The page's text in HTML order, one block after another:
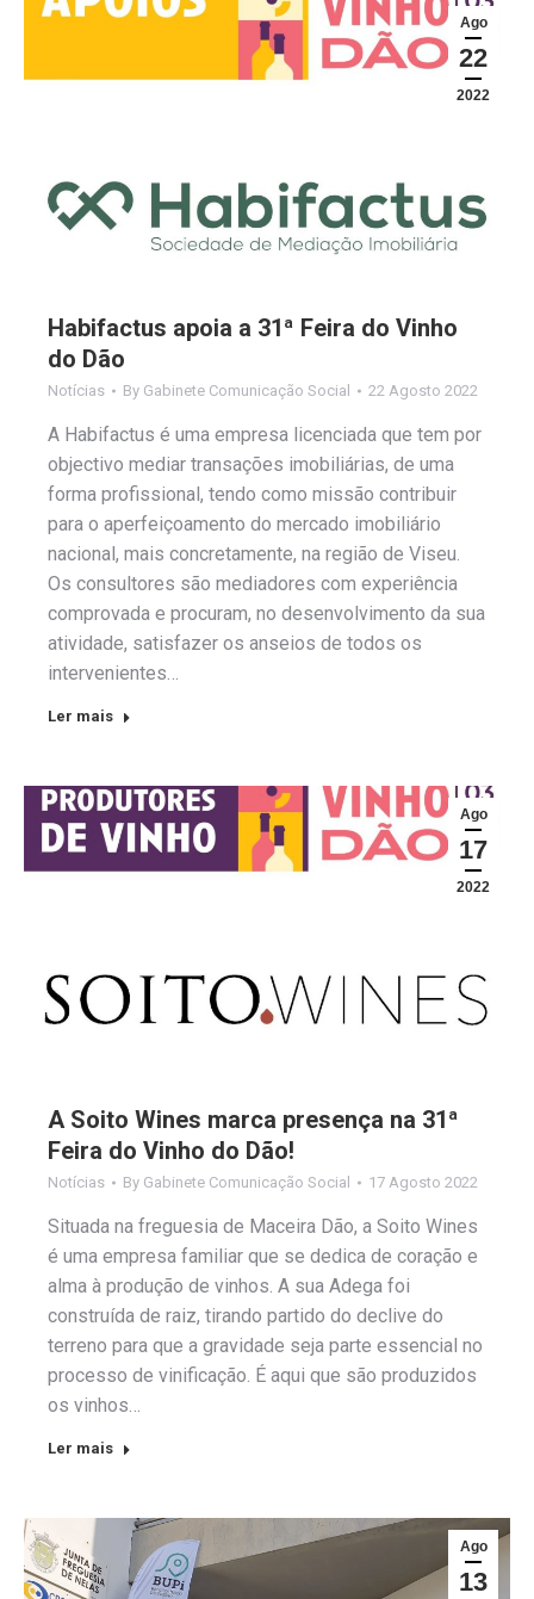
Ago
22
2022
Habifactus apoia a 31ª Feira do Vinho
do Dão
Notícias By Gabinete Comunicação Social 22 Agosto 2022
A Habifactus é uma empresa licenciada que tem por
objectivo mediar transações imobiliárias, de uma
forma profissional, tendo como missão contribuir
para o aperfeiçoamento do mercado imobiliário
nacional, mais concretamente, na região de Viseu.
Os consultores são mediadores com experiência
comprovada e procuram, no desenvolvimento da sua
atividade, satisfazer os anseios de todos os
intervenientes…
Ler mais
Ago
17
2022
A Soito Wines marca presença na 31ª
Feira do Vinho do Dão!
Notícias By Gabinete Comunicação Social 17 Agosto 2022
Situada na freguesia de Maceira Dão, a Soito Wines
é uma empresa familiar que se dedica de coração e
alma à produção de vinhos. A sua Adega foi
construída de raiz, tirando partido do declive do
terreno para que a gravidade seja parte essencial no
processo de vinificação. É aqui que são produzidos
os vinhos…
Ler mais
Ago
13